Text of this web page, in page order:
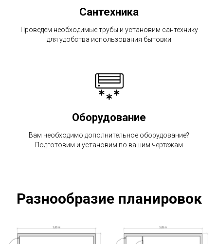
Сантехника
Проведем необходимые трубы и установим сантехнику
для удобства использования бытовки
Оборудование
Вам необходимо дополнительное оборудование?
Подготовим и установим по вашим чертежам
Разнообразие планировок